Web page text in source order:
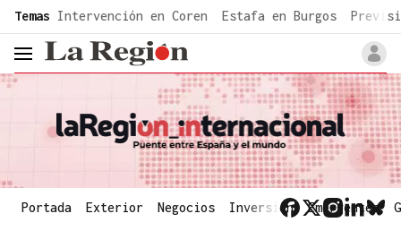
common.go-to-content
Temas Intervención en Coren Estafa en Burgos
header.menu.open
Portada Exterior Negocios Inversión Emergentes